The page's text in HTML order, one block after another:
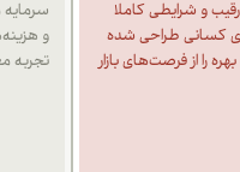
و شرایطی کاملا
کسانی طراحی شده
را از فرصت‌های بازار
و
تجربه